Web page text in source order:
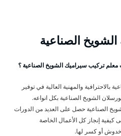
الصناعية
معلم تركيب سيراميك الشويخ الصناعية ؟
والمهنية العالية في توفير
الشويخ الصناعية بكل انواعه.
الصناعية حصل على العديد من الدورات
كيفية إنجاز كل الأعمال الخاصة
خدوش أو كسر لها.